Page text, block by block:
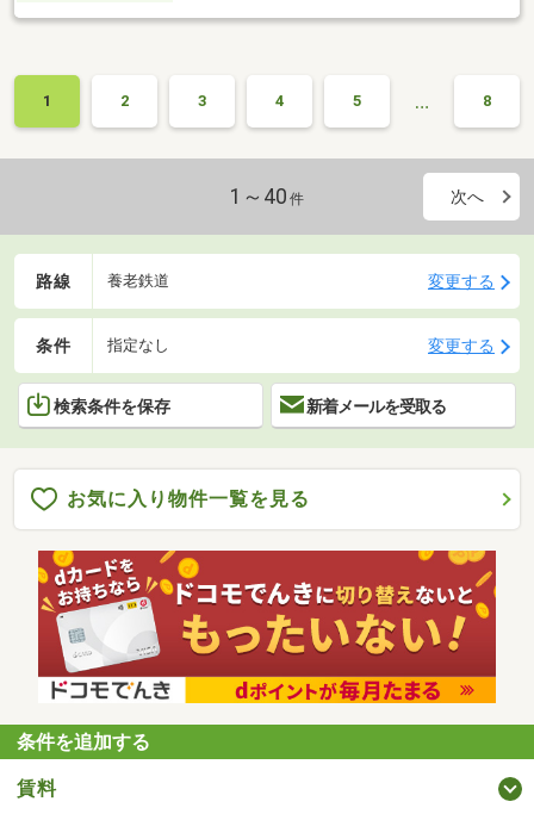
1 2 3 4 5 … 8
1～40 件 次へ
路線 養老鉄道 変更する
条件 指定なし 変更する
検索条件を保存 新着メールを受取る
お気に入り物件一覧を見る
条件を追加する
賃料